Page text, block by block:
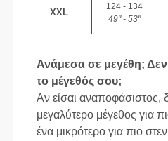
XXL
124 - 134
49" - 53"
Ανάμεσα σε μεγέθη; Δεν
το μέγεθός σου;
Αν είσαι αναποφάσιστος,
μεγαλύτερο μέγεθος για
ένα μικρότερο για πιο